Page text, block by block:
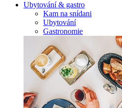
Ubytování & gastro
Kam na snídani
Ubytování
Gastronomie